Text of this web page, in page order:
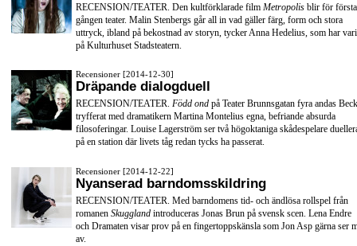
RECENSION/TEATER. Den kultförklarade film Metropolis blir för första
gången teater. Malin Stenbergs går all in vad gäller färg, form och stora
uttryck, ibland på bekostnad av storyn, tycker Anna Hedelius, som har
på Kulturhuset Stadsteatern.
Recensioner [2014-12-30]
Dräpande dialogduell
RECENSION/TEATER. Född ond på Teater Brunnsgatan fyra andas
tryfferat med dramatikern Martina Montelius egna, befriande absurda
filosoferingar. Louise Lagerström ser två högoktaniga skådespelare
på en station där livets tåg redan tycks ha passerat.
Recensioner [2014-12-22]
Nyanserad barndomsskildring
RECENSION/TEATER. Med barndomens tid- och ändlösa rollspel från
romanen Skuggland introduceras Jonas Brun på svensk scen. Lena Endre
och Dramaten visar prov på en fingertoppskänsla som Jon Asp gärna ser
av.